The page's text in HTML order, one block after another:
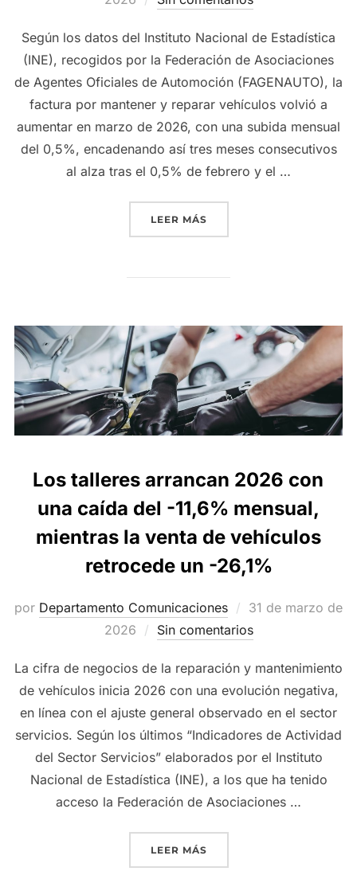
Según los datos del Instituto Nacional de Estadística
(INE), recogidos por la Federación de Asociaciones
de Agentes Oficiales de Automoción (FAGENAUTO), la
factura por mantener y reparar vehículos volvió a
aumentar en marzo de 2026, con una subida mensual
del 0,5%, encadenando así tres meses consecutivos
al alza tras el 0,5% de febrero y el …
LEER MÁS«LA FACTURA DEL
Los talleres arrancan 2026 con
una caída del -11,6% mensual,
mientras la venta de vehículos
retrocede un -26,1%
por Departamento Comunicaciones
Publicado
el
31 de marzo de
2026
Sin comentarios
La cifra de negocios de la reparación y mantenimiento
de vehículos inicia 2026 con una evolución negativa,
en línea con el ajuste general observado en el sector
servicios. Según los últimos “Indicadores de Actividad
del Sector Servicios” elaborados por el Instituto
Nacional de Estadística (INE), a los que ha tenido
acceso la Federación de Asociaciones …
LEER MÁS«LOS TALLERES